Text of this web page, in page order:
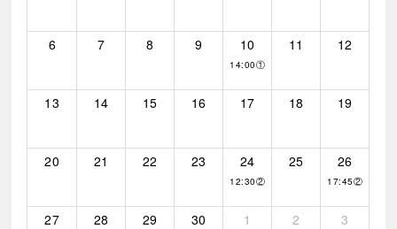
6 7 8 9 10
14:00①
11 12
13 14 15 16 17 18 19
20 21 22 23 24
12:30②
25 26
17:45②
27 28 29 30 1 2 3